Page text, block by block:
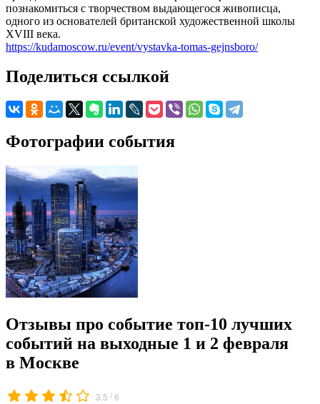
познакомиться с творчеством выдающегося живописца,
одного из основателей британской художественной школы
XVIII века.
https://kudamoscow.ru/event/vystavka-tomas-gejnsboro/
Поделиться ссылкой
Фотографии события
Отзывы про событие топ-10 лучших
событий на выходные 1 и 2 февраля
в Москве
3.5 /6